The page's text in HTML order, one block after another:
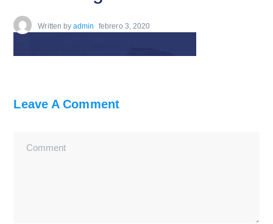
Written by admin febrero 3, 2020
Leave A Comment